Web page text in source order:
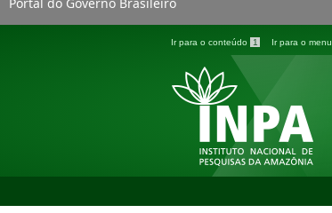
Ir para o conteúdo 1 Ir para o menu